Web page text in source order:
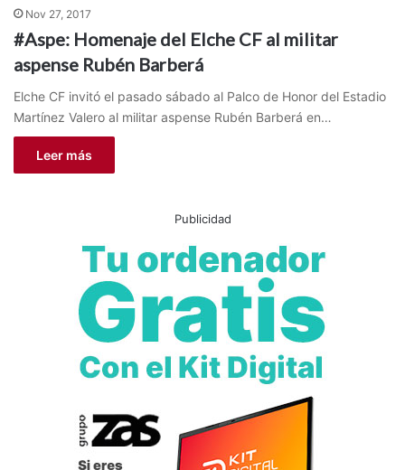
Nov 27, 2017
#Aspe: Homenaje del Elche CF al militar
aspense Rubén Barberá
Elche CF invitó el pasado sábado al Palco de Honor del Estadio
Martínez Valero al militar aspense Rubén Barberá en…
Leer más
Publicidad